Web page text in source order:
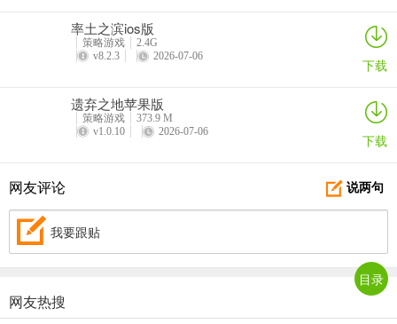
6、操作简单，注重劳逸，游戏体验别具一格；
将羁绊光环、多种军械辅助等众多策略元素，极大的体现战斗策略变
孙子兵法有云：凡用兵之法，驰车千驷，革车千乘，带甲十万，千里
馈粮。说的就是物质和资源对于战争的重要性。在《三国志2017》
中，各位主公将会接触到以下四种资源：粮食、木材、石料、铁矿。
粮食：大军未动，粮草先行。粮食主要用来招兵买马；
率土之滨ios版
策略游戏
2.4G
v8.2.3
2026-07-06 下载
遗弃之地苹果版
策略游戏
373.9 M
v1.0.10
2026-07-06 下载
说两句
网友评论
我要跟贴
网友热搜
目录